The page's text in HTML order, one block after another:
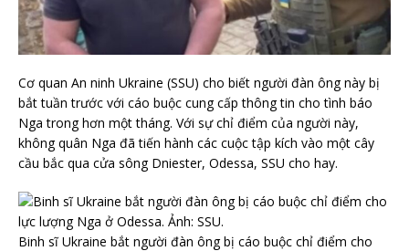
Cơ quan An ninh Ukraine (SSU) cho biết người đàn ông này bị
bắt tuần trước với cáo buộc cung cấp thông tin cho tình báo
Nga trong hơn một tháng. Với sự chỉ điểm của người này,
không quân Nga đã tiến hành các cuộc tập kích vào một cây
cầu bắc qua cửa sông Dniester, Odessa, SSU cho hay.
Binh sĩ Ukraine bắt người đàn ông bị cáo buộc chỉ điểm cho